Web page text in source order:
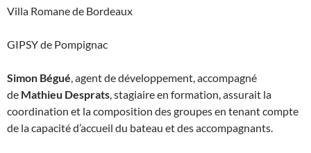
Villa Romane de Bordeaux
GIPSY de Pompignac
Simon Bégué, agent de développement, accompagné
de Mathieu Desprats, stagiaire en formation, assurait la
coordination et la composition des groupes en tenant compte
de la capacité d’accueil du bateau et des accompagnants.